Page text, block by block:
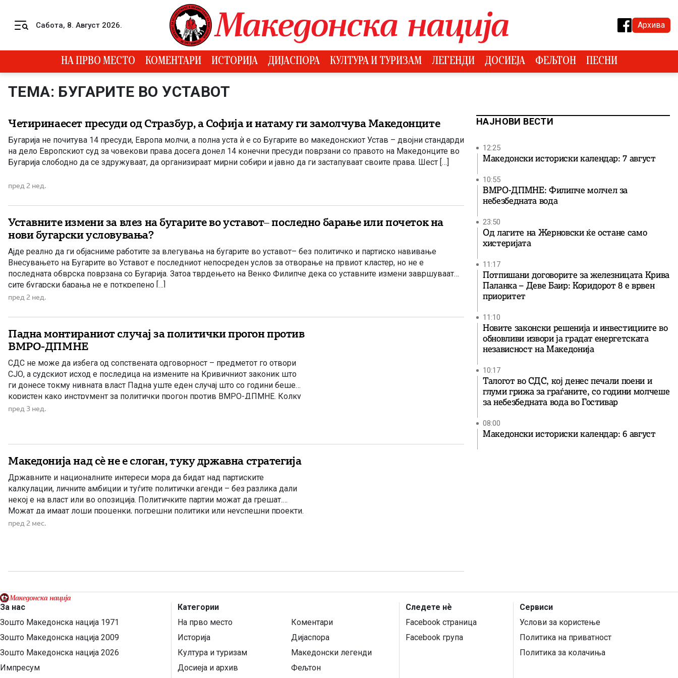
Сабота, 8. Август 2026. Архива
НА ПРВО МЕСТО КОМЕНТАРИ ИСТОРИЈА ДИЈАСПОРА КУЛТУРА И ТУРИЗАМ ЛЕГЕНДИ ДОСИЕЈА ФЕЉТОН ПЕСНИ
ТЕМА: БУГАРИТЕ ВО УСТАВОТ
Четиринаесет пресуди од Стразбур, а Софија и натаму ги замолчува Македонците
Бугарија не почитува 14 пресуди, Европа молчи, а полна уста ѝ е со Бугарите во македонскиот Устав – двојни стандарди
на дело Европскиот суд за човекови права досега донел 14 конечни пресуди поврзани со правото на Македонците во
Бугарија слободно да се здружуваат, да организираат мирни собири и јавно да ги застапуваат своите права. Шест […]
пред 2 нед.
Уставните измени за влез на бугарите во уставот– последно барање или почеток на
нови бугарски условувања?
Ајде реално да ги објасниме работите за влегувања на бугарите во уставот– без политичко и партиско навивање
Внесувањето на Бугарите во Уставот е последниот непосреден услов за отворање на првиот кластер, но не е
последната обврска поврзана со Бугарија. Затоа тврдењето на Венко Филипче дека со уставните измени завршуваат
сите бугарски барања не е поткрепено […]
пред 2 нед.
Падна монтираниот случај за политички прогон против
ВМРО-ДПМНЕ
СДС не може да избега од сопствената одговорност – предметот го отвори
СЈО, а судскиот исход е последица на измените на Кривичниот законик што
ги донесе токму нивната власт Падна уште еден случај што со години беше
користен како инструмент за политички прогон против ВМРО-ДПМНЕ. Колку
и да се обидува СДС да ја префрли вината […]
пред 3 нед.
Македонија над сè не е слоган, туку државна стратегија
Државните и националните интереси мора да бидат над партиските
калкулации, личните амбиции и туѓите политички агенди – без разлика дали
некој е на власт или во опозиција. Политичките партии можат да грешат.
Можат да имаат лоши проценки, погрешни политики или неуспешни проекти.
Но кога една партија ќе почне систематски да ги занемарува националните
пред 2 мес.
НАЈНОВИ ВЕСТИ
12:25
Македонски историски календар: 7 август
10:55
ВМРО-ДПМНЕ: Филипче молчел за
небезбедната вода
23:50
Од лагите на Жерновски ќе остане само
хистеријата
11:17
Потпишани договорите за железницата Крива
Паланка – Деве Баир: Коридорот 8 е врвен
приоритет
11:10
Новите законски решенија и инвестициите во
обновливи извори ја градат енергетската
независност на Македонија
10:17
Талогот во СДС, кој денес печали поени и
глуми грижа за граѓаните, со години молчеше
за небезбедната вода во Гостивар
08:00
Македонски историски календар: 6 август
За нас
Зошто Македонска нација 1971
Зошто Македонска нација 2009
Зошто Македонска нација 2026
Импресум
Категории
На прво место
Коментари
Историја
Дијаспора
Култура и туризам
Македонски легенди
Досиеја и архив
Фељтон
Следете нѐ
Facebook страница
Facebook група
Сервиси
Услови за користење
Политика на приватност
Политика за колачиња